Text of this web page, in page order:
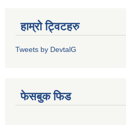
हाम्रो ट्विटहरु
Tweets by DevtalG
फेसबुक फिड